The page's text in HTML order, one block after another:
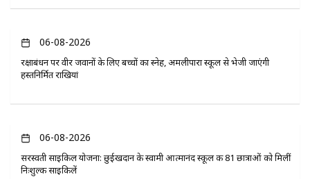
06-08-2026
रक्षाबंधन पर वीर जवानों के लिए बच्चों का स्नेह, अमलीपारा स्कूल से भेजी जाएंगी
हस्तनिर्मित राखियां
06-08-2026
सरस्वती साइकिल योजना: छुईखदान के स्वामी आत्मानंद स्कूल की 81 छात्राओं को मिलीं
निःशुल्क साइकिलें